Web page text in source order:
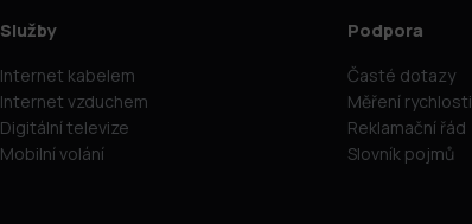
Služby
Internet kabelem
Internet vzduchem
Digitální televize
Mobilní volání
Podpora
Časté dotazy
Měření rychlosti
Reklamační řád
Slovník pojmů